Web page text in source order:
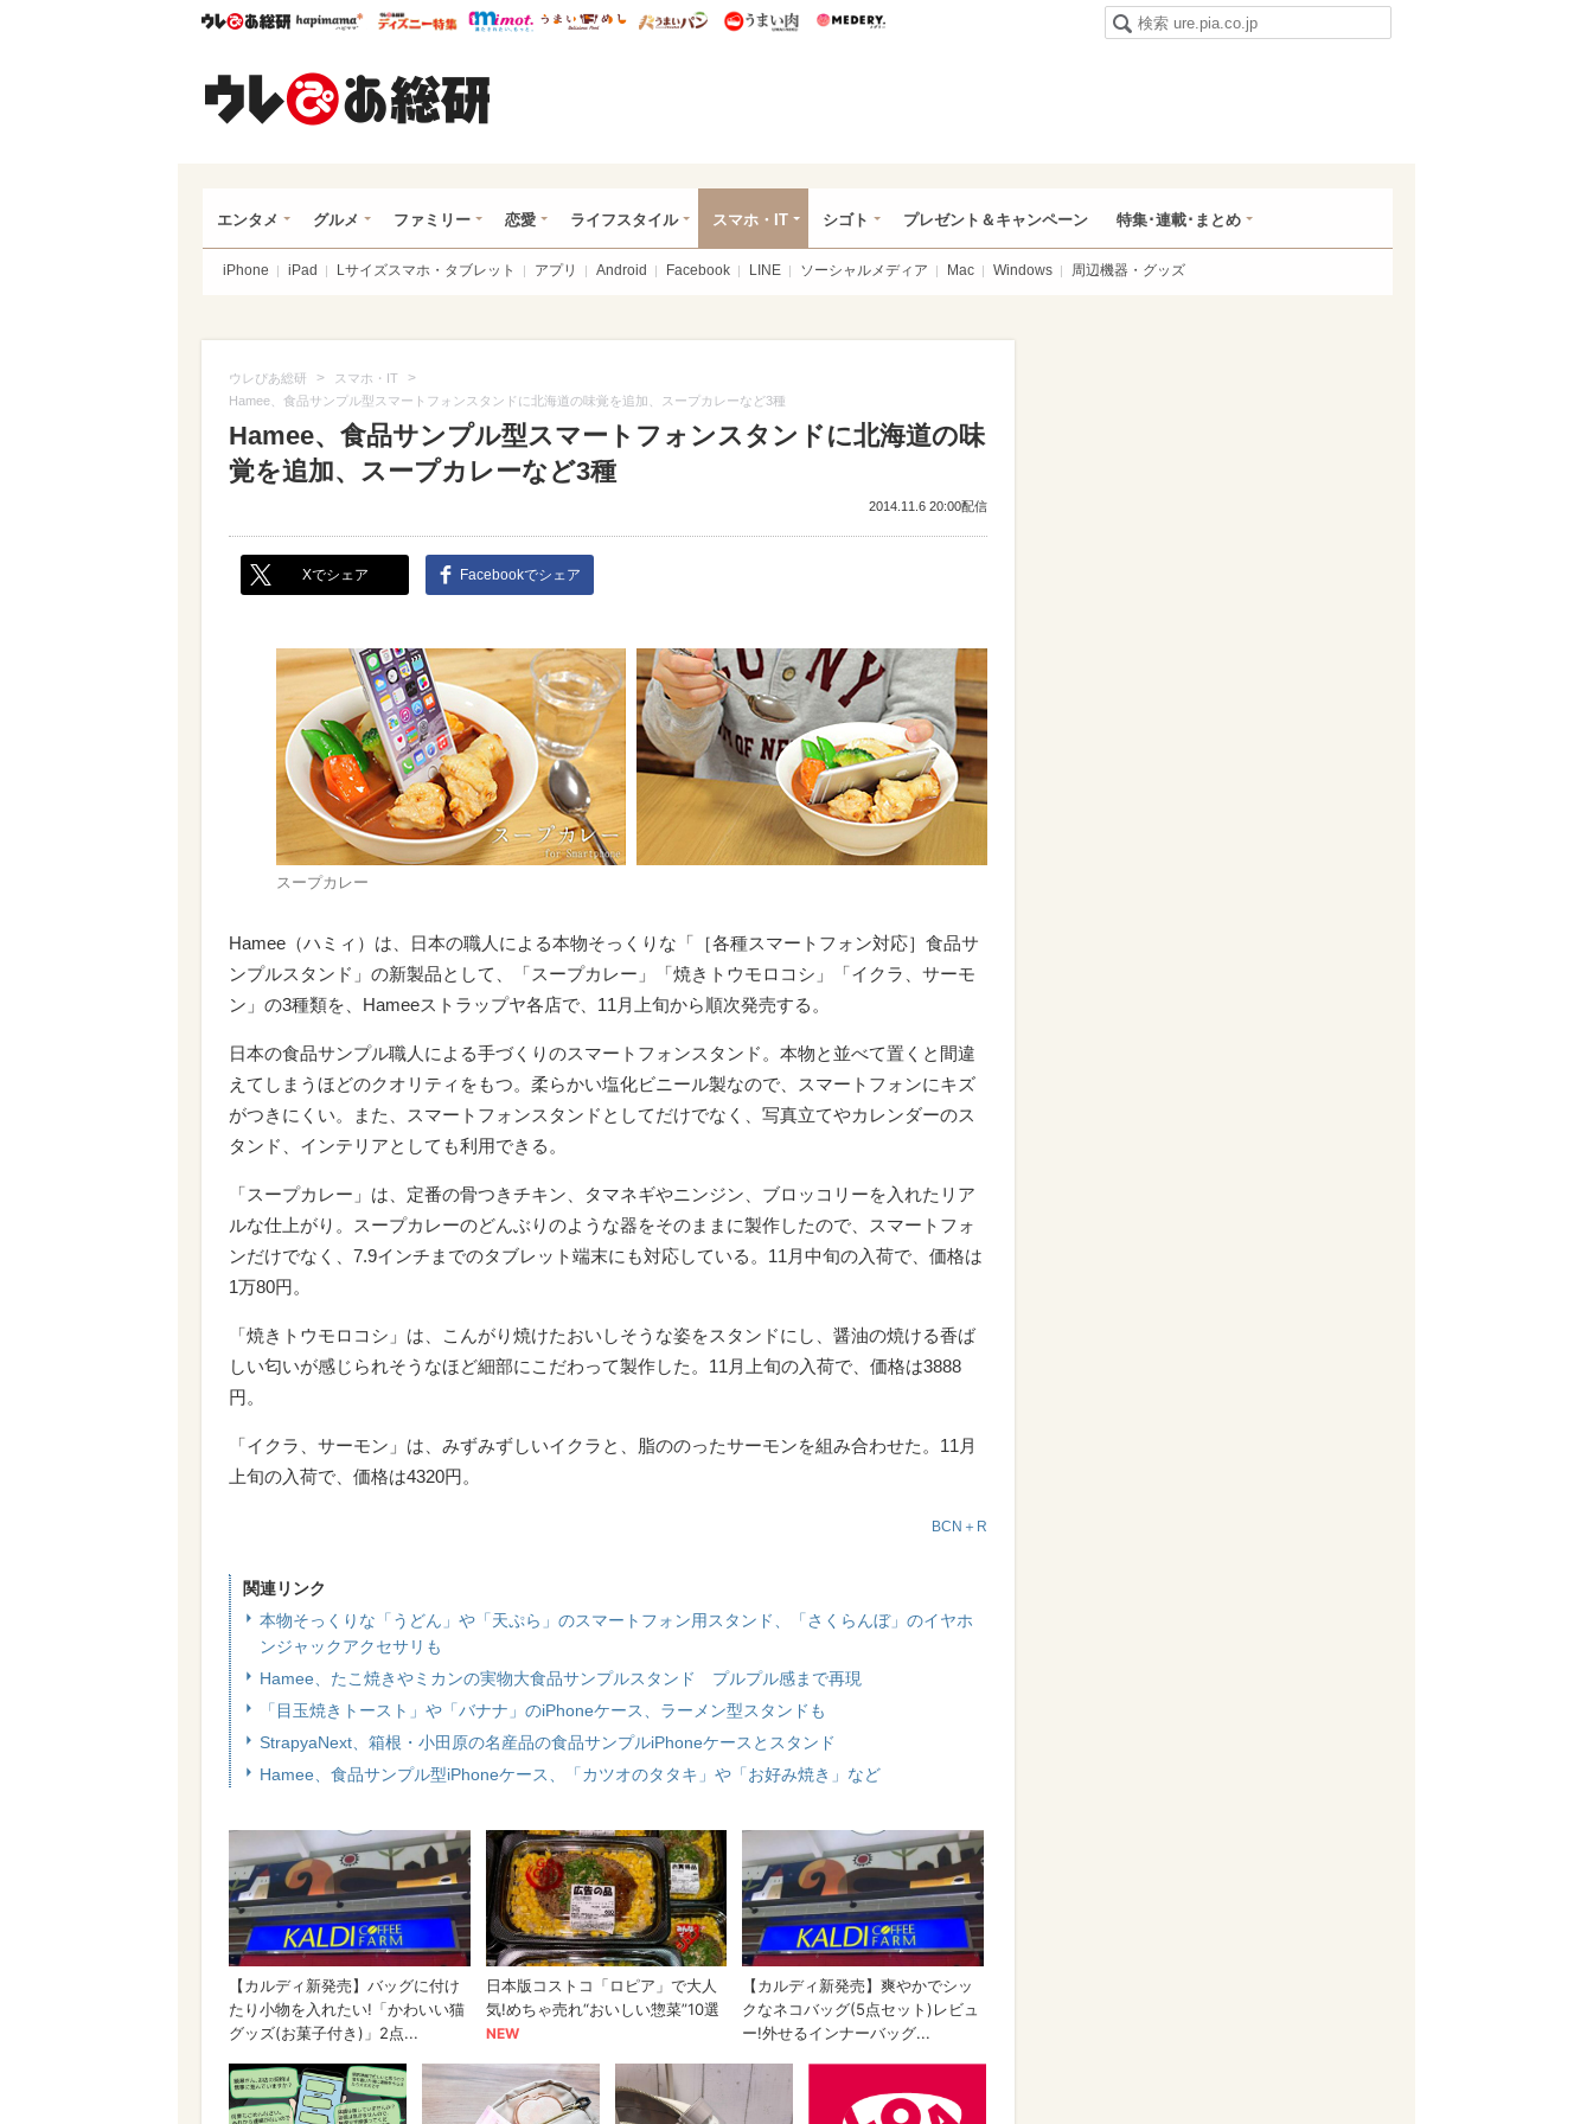
ウレぴあ総研ハピママ* ウレぴあ総研 ディズニー特集
mimot. うまいめし うまいパン うまい肉
エンタメ グルメ ファミリー 恋愛 ライフスタイル スマホ・IT シゴト プレゼント＆キャンペーン 特集･連載･まとめ
iPhone iPad Lサイズスマホ・タブレット アプリ Android Facebook LINE ソーシャルメディア Mac Windows 周辺機器・グッズ
ウレぴあ総研 > スマホ・IT >
Hamee、食品サンプル型スマートフォンスタンドに北海道の味覚を追加、スープカレーなど3種
Hamee、食品サンプル型スマートフォンスタンドに北海道の味
覚を追加、スープカレーなど3種
2014.11.6 20:00配信
Xでシェア Facebookでシェア
スープカレー
Hamee（ハミィ）は、日本の職人による本物そっくりな「［各種スマートフォン対応］食品サ
ンプルスタンド」の新製品として、「スープカレー」「焼きトウモロコシ」「イクラ、サーモ
ン」の3種類を、Hameeストラップヤ各店で、11月上旬から順次発売する。
日本の食品サンプル職人による手づくりのスマートフォンスタンド。本物と並べて置くと間違
えてしまうほどのクオリティをもつ。柔らかい塩化ビニール製なので、スマートフォンにキズ
がつきにくい。また、スマートフォンスタンドとしてだけでなく、写真立てやカレンダーのス
タンド、インテリアとしても利用できる。
「スープカレー」は、定番の骨つきチキン、タマネギやニンジン、ブロッコリーを入れたリア
ルな仕上がり。スープカレーのどんぶりのような器をそのままに製作したので、スマートフォ
ンだけでなく、7.9インチまでのタブレット端末にも対応している。11月中旬の入荷で、価格は
1万80円。
「焼きトウモロコシ」は、こんがり焼けたおいしそうな姿をスタンドにし、醤油の焼ける香ば
しい匂いが感じられそうなほど細部にこだわって製作した。11月上旬の入荷で、価格は3888
円。
「イクラ、サーモン」は、みずみずしいイクラと、脂ののったサーモンを組み合わせた。11月
上旬の入荷で、価格は4320円。
BCN＋R
関連リンク
本物そっくりな「うどん」や「天ぷら」のスマートフォン用スタンド、「さくらんぼ」のイヤホ
ンジャックアクセサリも
Hamee、たこ焼きやミカンの実物大食品サンプルスタンド プルプル感まで再現
「目玉焼きトースト」や「バナナ」のiPhoneケース、ラーメン型スタンドも
StrapyaNext、箱根・小田原の名産品の食品サンプルiPhoneケースとスタンド
Hamee、食品サンプル型iPhoneケース、「カツオのタタキ」や「お好み焼き」など